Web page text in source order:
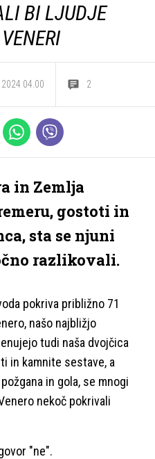
BI LJUDJE
04.00 2
in Zemlja
gostoti in
sta se njuni
razlikovali.
pokriva približno 71
našo najbližjo
tudi naša dvojčica
in kamnite sestave, a
in gola, se mnogi
nekoč pokrivali
"ne".